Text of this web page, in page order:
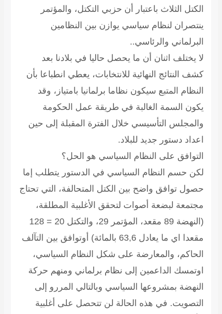
الكتل الثلاث باعتبار أن حزبي التكتل، والمؤتمر
ينتصران لنظام سياسي يوازن بين النظامين
البرلماني والرئاسي..
لا يختلف اثنان أن ما يحصل حاليا في بلادنا بعد
كشف النتائج النهائية للانتخابات، يعطي انطباعا بأن
النظام المتبع سيكون نظاما برلمانيا بامتياز، وقد
يكون السمة الغالبة في طريقة عمل الحكومة
والمجلس التأسيسي خلال الفترة المقبلة إلى حين
اعداد دستور جديد للبلاد.
التوافق على النظام السياسي هو الحل؟
لكن حسم النظام السياسي في الدستور يتطلب إما
حصول توافق واضح بين الكتل المتحالفة، التي تحتاج
مجتمعة لبضعة أصوات لتحقق الأغلبية المطلقة،
(النهضة 89 مقعد، المؤتمر 29، والتكتل 20 = 128
مقعدا اي ما يعادل 63,6 بالمائة) أوتوافق بين التآلف
الحاكم، والمعارضة على شكل النظام السياسي،
اوتمسك الداعمين إلى نظام برلماني ومنهم حركة
النهضة بمشروعها السياسي وبالتالي المررو إلى
التصويت. في هذه الحالة لن تتحصل على أغلبية